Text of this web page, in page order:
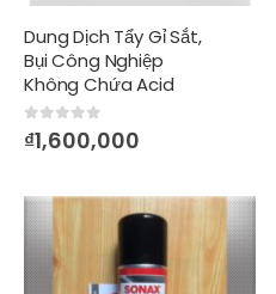
Dung Dịch Tẩy Gỉ Sắt,
Bụi Công Nghiệp
Không Chứa Acid
Sonax Fallout Cleaner
Acid Free
0out of 5
₫1,600,000